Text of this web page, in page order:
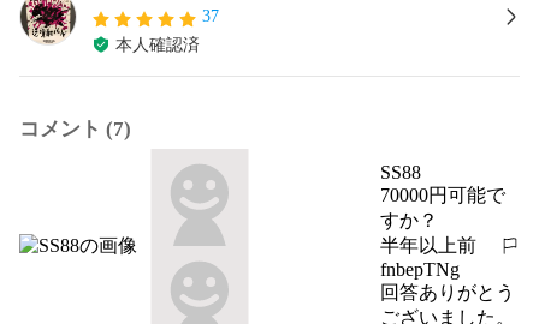
37
本人確認済
コメント (7)
SS88
70000円可能で
すか？
半年以上前
報告する
fnbepTNg
回答ありがとう
ございました。